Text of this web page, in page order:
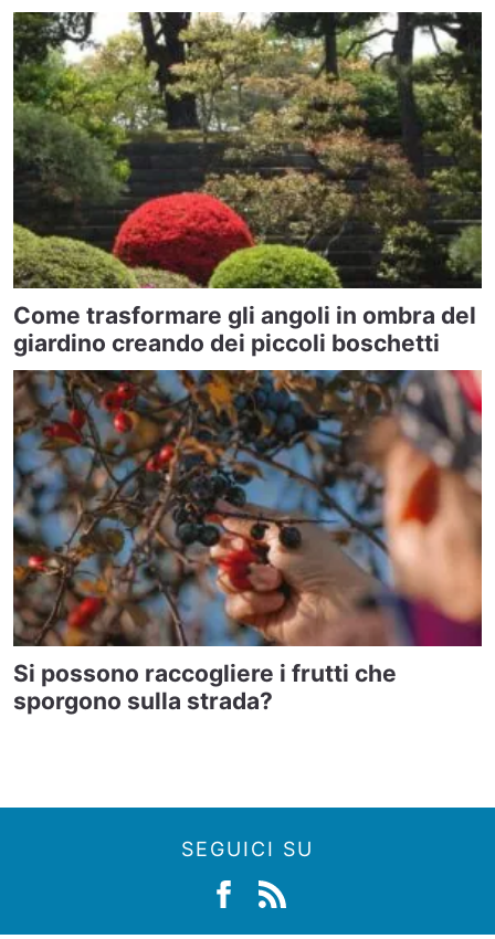
Come trasformare gli angoli in ombra del
giardino creando dei piccoli boschetti
Si possono raccogliere i frutti che
sporgono sulla strada?
SEGUICI SU